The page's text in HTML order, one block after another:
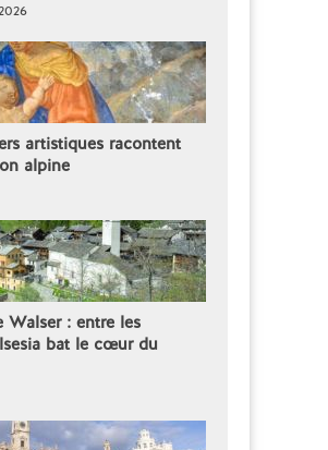
artistiques racontent
alpine
Walser : entre les
bat le cœur du